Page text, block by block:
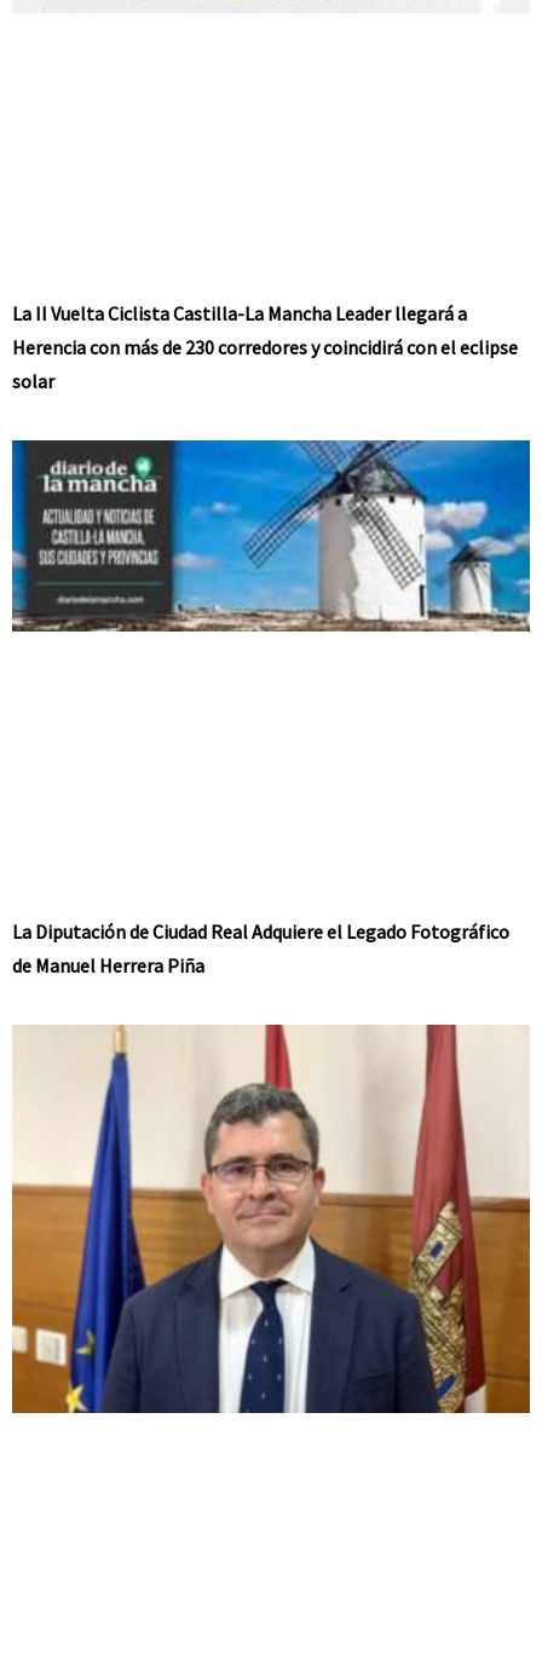
La II Vuelta Ciclista Castilla-La Mancha Leader llegará a
Herencia con más de 230 corredores y coincidirá con el eclipse
solar
La Diputación de Ciudad Real Adquiere el Legado Fotográfico
de Manuel Herrera Piña